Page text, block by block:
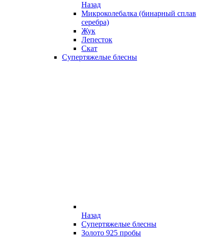
Назад
Микроколебалка (бинарный сплав
серебра)
Жук
Лепесток
Скат
Супертяжелые блесны
Назад
Супертяжелые блесны
Золото 925 пробы